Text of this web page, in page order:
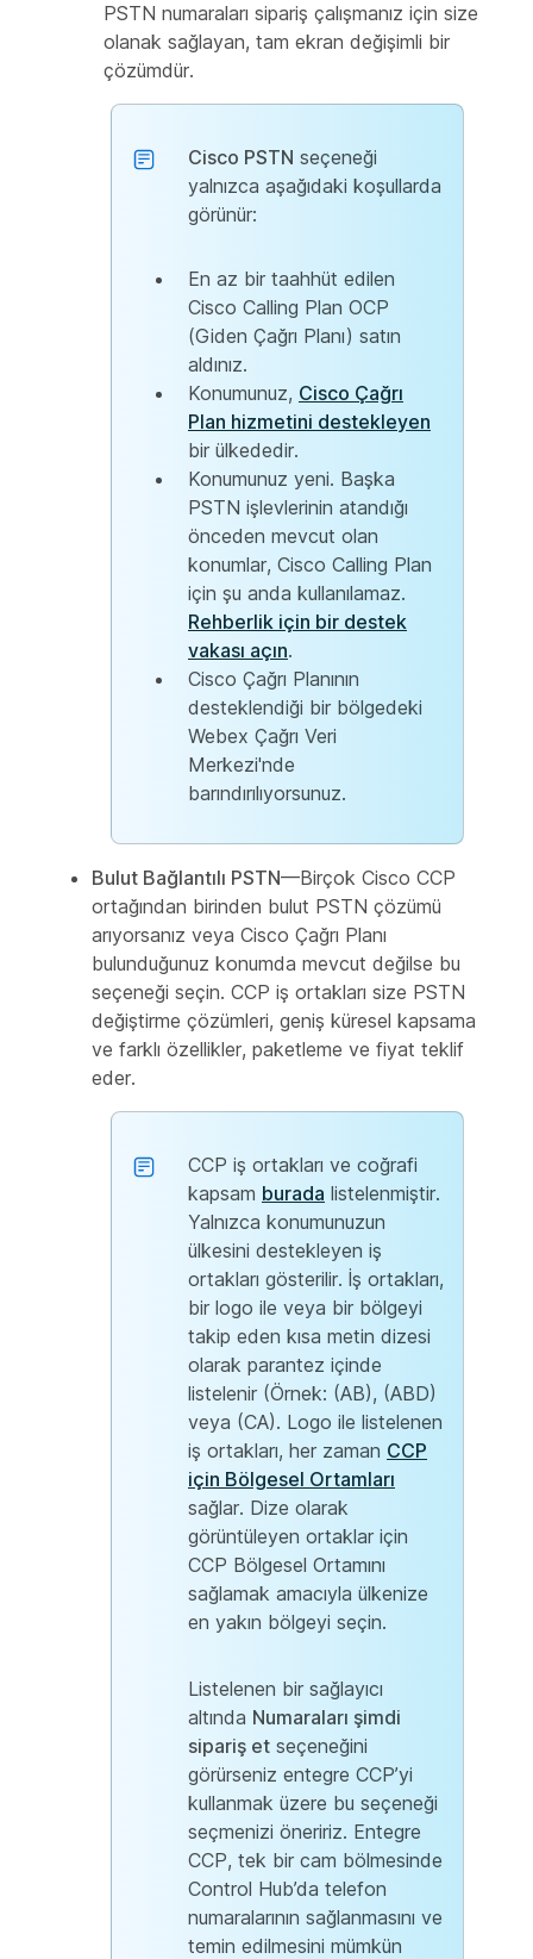
PSTN numaraları sipariş çalışmanız için size
olanak sağlayan, tam ekran değişimli bir
çözümdür.
Cisco PSTN seçeneği
yalnızca aşağıdaki koşullarda
görünür:
En az bir taahhüt edilen
Cisco Calling Plan OCP
(Giden Çağrı Planı) satın
aldınız.
Konumunuz, Cisco Çağrı
Plan hizmetini destekleyen
bir ülkededir.
Konumunuz yeni. Başka
PSTN işlevlerinin atandığı
önceden mevcut olan
konumlar, Cisco Calling Plan
için şu anda kullanılamaz.
Rehberlik için bir destek
vakası açın.
Cisco Çağrı Planının
desteklendiği bir bölgedeki
Webex Çağrı Veri
Merkezi'nde
barındırılıyorsunuz.
Bulut Bağlantılı PSTN—Birçok Cisco CCP
ortağından birinden bulut PSTN çözümü
arıyorsanız veya Cisco Çağrı Planı
bulunduğunuz konumda mevcut değilse bu
seçeneği seçin. CCP iş ortakları size PSTN
değiştirme çözümleri, geniş küresel kapsama
ve farklı özellikler, paketleme ve fiyat teklif
eder.
CCP iş ortakları ve coğrafi
kapsam burada listelenmiştir.
Yalnızca konumunuzun
ülkesini destekleyen iş
ortakları gösterilir. İş ortakları,
bir logo ile veya bir bölgeyi
takip eden kısa metin dizesi
olarak parantez içinde
listelenir (Örnek: (AB), (ABD)
veya (CA). Logo ile listelenen
iş ortakları, her zaman CCP
için Bölgesel Ortamları
sağlar. Dize olarak
görüntüleyen ortaklar için
CCP Bölgesel Ortamını
sağlamak amacıyla ülkenize
en yakın bölgeyi seçin.
Listelenen bir sağlayıcı
altında Numaraları şimdi
sipariş et seçeneğini
görürseniz entegre CCP’yi
kullanmak üzere bu seçeneği
seçmenizi öneririz. Entegre
CCP, tek bir cam bölmesinde
Control Hub’da telefon
numaralarının sağlanmasını ve
temin edilmesini mümkün